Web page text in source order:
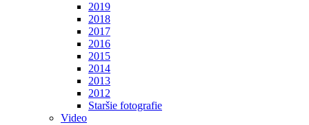
2019
2018
2017
2016
2015
2014
2013
2012
Staršie fotografie
Video